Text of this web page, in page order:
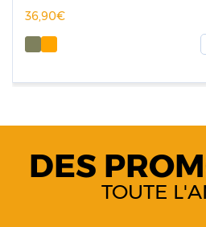
36,90
DES
TOUTE